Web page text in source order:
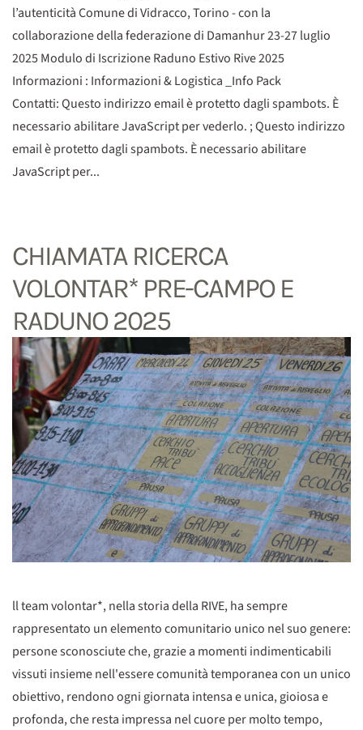
l’autenticità Comune di Vidracco, Torino - con la
collaborazione della federazione di Damanhur 23-27 luglio
2025 Modulo di Iscrizione Raduno Estivo Rive 2025
Informazioni : Informazioni & Logistica _Info Pack
Contatti: Questo indirizzo email è protetto dagli spambots. È
necessario abilitare JavaScript per vederlo. ; Questo indirizzo
email è protetto dagli spambots. È necessario abilitare
JavaScript per...
CHIAMATA RICERCA
VOLONTAR* PRE-CAMPO E
RADUNO 2025
ll team volontar*, nella storia della RIVE, ha sempre
rappresentato un elemento comunitario unico nel suo genere:
persone sconosciute che, grazie a momenti indimenticabili
vissuti insieme nell'essere comunità temporanea con un unico
obiettivo, rendono ogni giornata intensa e unica, gioiosa e
profonda, che resta impressa nel cuore per molto tempo,